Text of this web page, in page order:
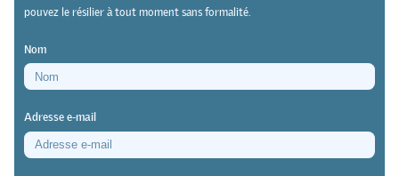
Newsletter Archives
30/06/20
Enseignement à distance dans les écoles
pouvez le résilier à tout moment sans formalité.
Nom
Adresse e-mail